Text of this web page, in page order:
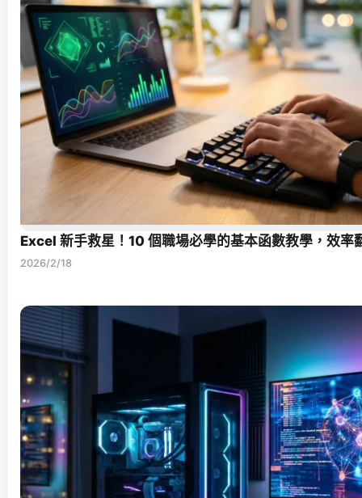
Excel 新手救星！10 個職場必學的基本函數教學，效率
2026/2/18